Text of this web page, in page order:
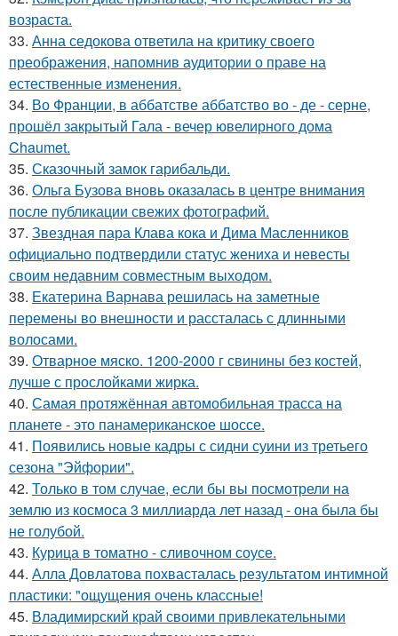
возраста.
33. Анна седокова ответила на критику своего
преображения, напомнив аудитории о праве на
естественные изменения.
34. Во Франции, в аббатстве аббатство во - де - серне,
прошёл закрытый Гала - вечер ювелирного дома
Chaumet.
35. Сказочный замок гарибальди.
36. Ольга Бузова вновь оказалась в центре внимания
после публикации свежих фотографий.
37. Звездная пара Клава кока и Дима Масленников
официально подтвердили статус жениха и невесты
своим недавним совместным выходом.
38. Екатерина Варнава решилась на заметные
перемены во внешности и рассталась с длинными
волосами.
39. Отварное мяско. 1200-2000 г свинины без костей,
лучше с прослойками жирка.
40. Самая протяжённая автомобильная трасса на
планете - это панамериканское шоссе.
41. Появились новые кадры с сидни суини из третьего
сезона "Эйфории".
42. Только в том случае, если бы вы посмотрели на
землю из космоса 3 миллиарда лет назад - она была бы
не голубой.
43. Курица в томатно - сливочном соусе.
44. Алла Довлатова похвасталась результатом интимной
пластики: "ощущения очень классные!
45. Владимирский край своими привлекательными